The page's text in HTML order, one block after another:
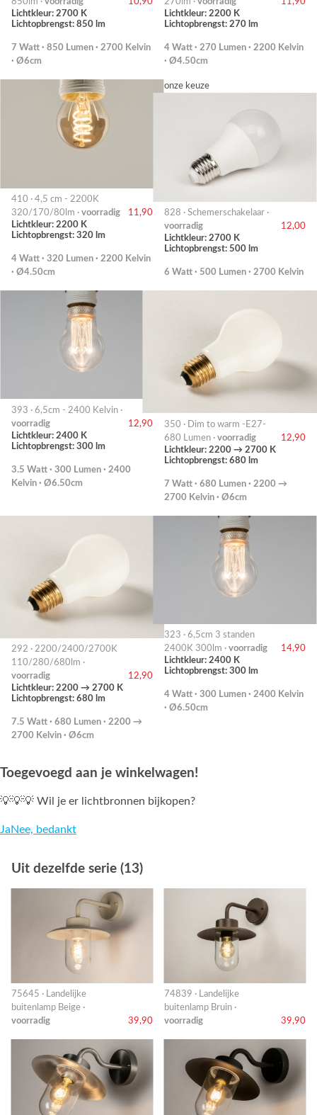
Lichtkleur: 2700 K
Lichtopbrengst: 850 lm
7 Watt · 850 Lumen · 2700 Kelvin
· Ø6cm
Lichtkleur: 2200 K
Lichtopbrengst: 270 lm
4 Watt · 270 Lumen · 2200 Kelvin
· Ø4.50cm
410 · 4,5 cm - 2200K
320/170/80lm · voorradig
11,90
Lichtkleur: 2200 K
Lichtopbrengst: 320 lm
4 Watt · 320 Lumen · 2200 Kelvin
· Ø4.50cm
onze keuze
828 · Schemerschakelaar ·
voorradig
12,00
Lichtkleur: 2700 K
Lichtopbrengst: 500 lm
6 Watt · 500 Lumen · 2700 Kelvin
393 · 6,5cm - 2400 Kelvin ·
voorradig
12,90
Lichtkleur: 2400 K
Lichtopbrengst: 300 lm
3.5 Watt · 300 Lumen · 2400
Kelvin · Ø6.50cm
350 · Dim to warm -E27-
680 Lumen · voorradig
12,90
Lichtkleur: 2200 → 2700 K
Lichtopbrengst: 680 lm
7 Watt · 680 Lumen · 2200 →
2700 Kelvin · Ø6cm
292 · 2200/2400/2700K
110/280/680lm ·
voorradig
12,90
Lichtkleur: 2200 → 2700 K
Lichtopbrengst: 680 lm
7.5 Watt · 680 Lumen · 2200 →
2700 Kelvin · Ø6cm
323 · 6,5cm 3 standen
2400K 300lm · voorradig
14,90
Lichtkleur: 2400 K
Lichtopbrengst: 300 lm
4 Watt · 300 Lumen · 2400 Kelvin
· Ø6.50cm
Toegevoegd aan je winkelwagen!
💡💡💡 Wil je er lichtbronnen bijkopen?
JaNee, bedankt
Uit dezelfde serie (13)
75645 · Landelijke
buitenlamp Beige ·
voorradig
39,90
74839 · Landelijke
buitenlamp Bruin ·
voorradig
39,90